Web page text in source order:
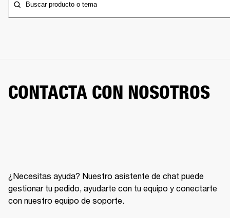
Buscar producto o tema
CONTACTA CON NOSOTROS
¿Necesitas ayuda? Nuestro asistente de chat puede
gestionar tu pedido, ayudarte con tu equipo y conectarte
con nuestro equipo de soporte.